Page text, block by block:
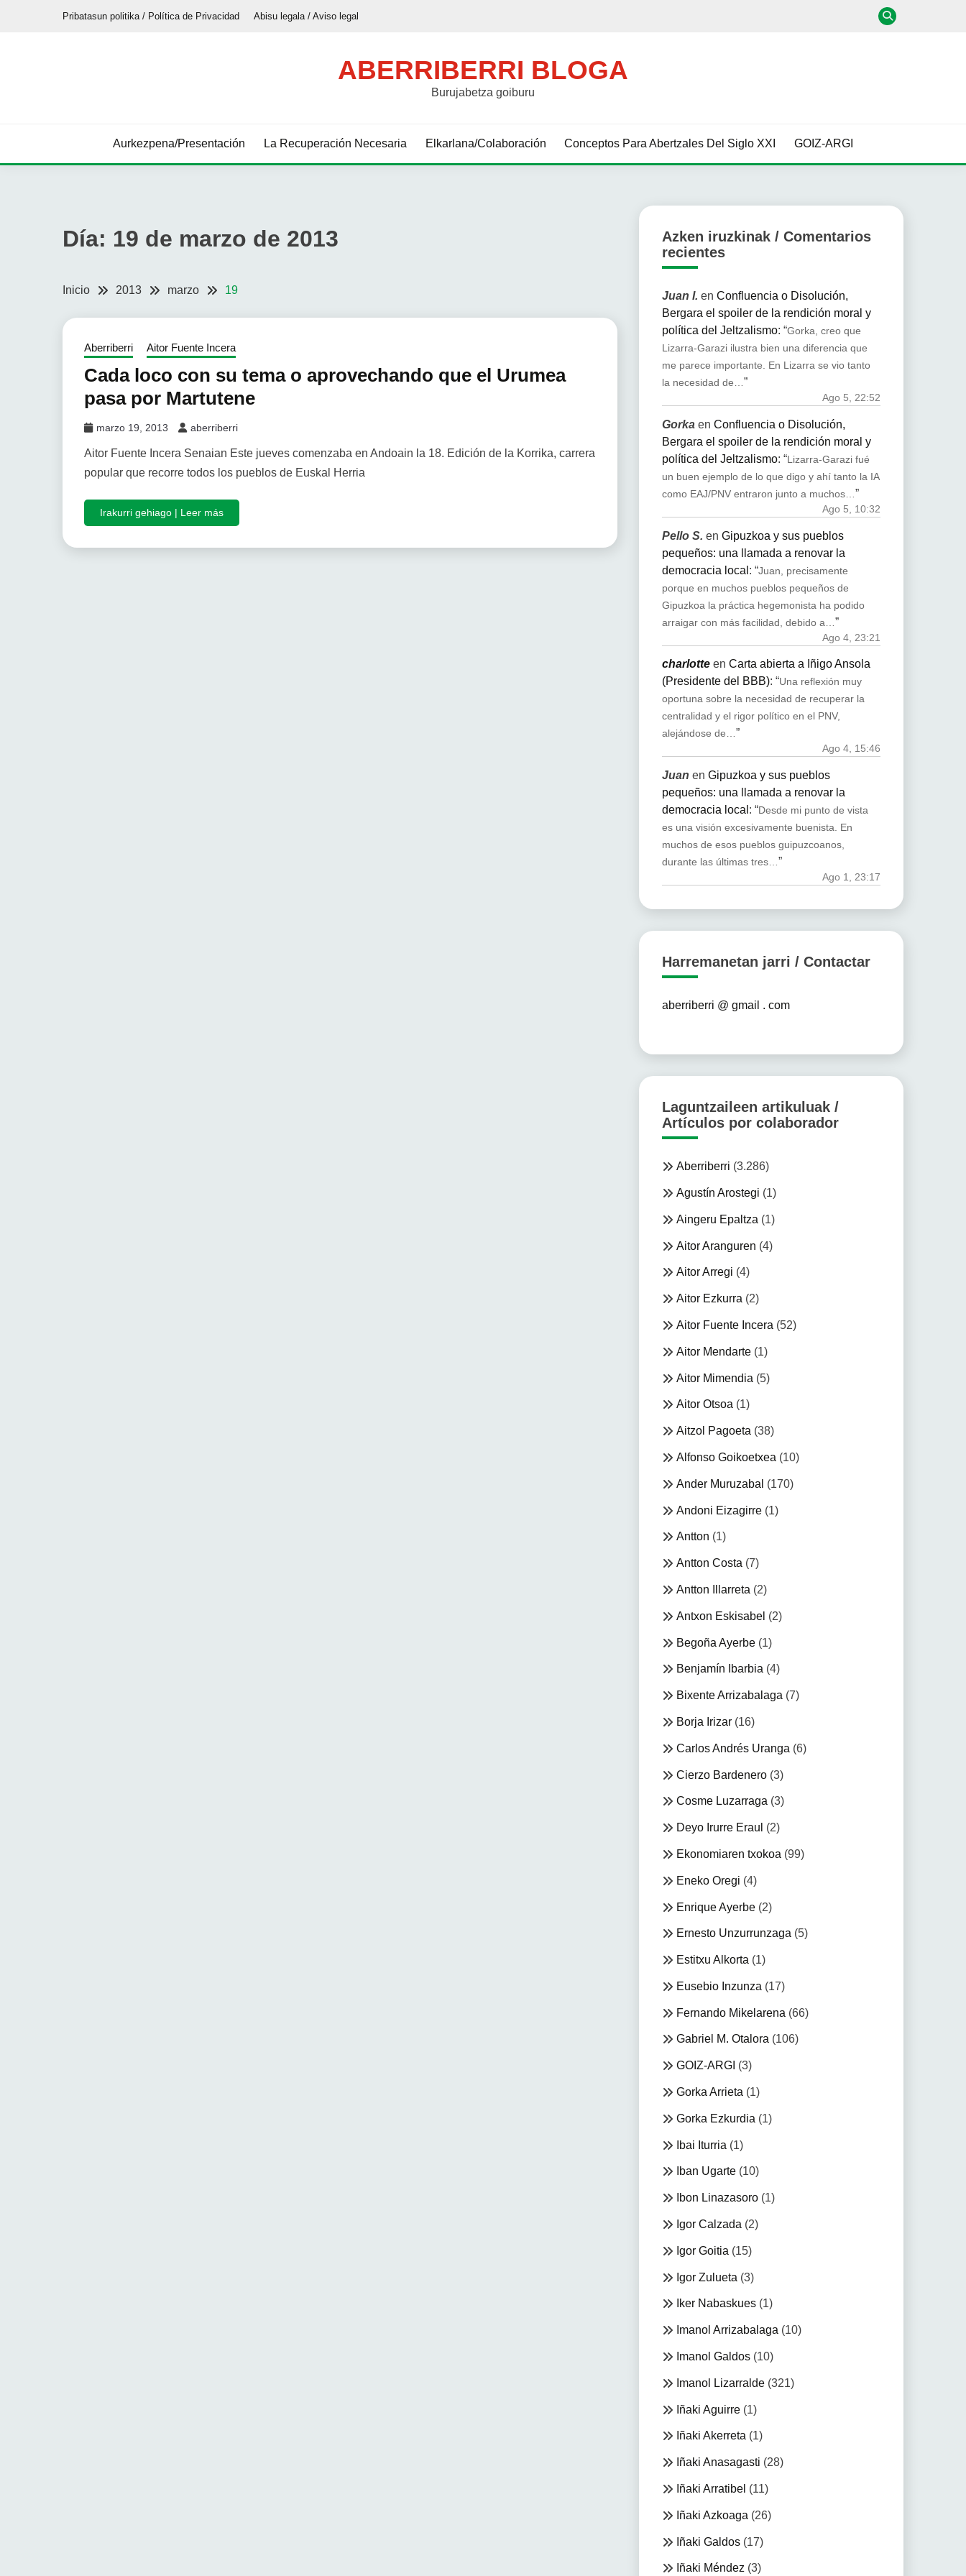
Pribatasun politika / Política de Privacidad Abisu legala / Aviso legal
ABERRIBERRI BLOGA
Burujabetza goiburu
Aurkezpena/Presentación La Recuperación Necesaria Elkarlana/Colaboración Conceptos Para Abertzales Del Siglo XXI GOIZ-ARGI
Día: 19 de marzo de 2013
Inicio 2013 marzo 19
Aberriberri Aitor Fuente Incera
Cada loco con su tema o aprovechando que el Urumea
pasa por Martutene
marzo 19, 2013 aberriberri
Aitor Fuente Incera Senaian Este jueves comenzaba en Andoain la 18. Edición de la Korrika, carrera
popular que recorre todos los pueblos de Euskal Herria
Irakurri gehiago | Leer más
Azken iruzkinak / Comentarios
recientes
Juan I. en Confluencia o Disolución,
Bergara el spoiler de la rendición moral y
política del Jeltzalismo: “Gorka, creo que
Lizarra-Garazi ilustra bien una diferencia que
me parece importante. En Lizarra se vio tanto
la necesidad de…”
Ago 5, 22:52
Gorkaen Confluencia o Disolución,
Bergara el spoiler de la rendición moral y
política del Jeltzalismo: “Lizarra-Garazi fué
un buen ejemplo de lo que digo y ahí tanto la IA
como EAJ/PNV entraron junto a muchos… ”
Ago 5, 10:32
Pello S. en Gipuzkoa y sus pueblos
pequeños: una llamada a renovar la
democracia local : “Juan, precisamente
porque en muchos pueblos pequeños de
Gipuzkoa la práctica hegemonista ha podido
arraigar con más facilidad, debido a… ”
Ago 4, 23:21
charlotteen Carta abierta a Iñigo Ansola
(Presidente del BBB): “Una reflexión muy
oportuna sobre la necesidad de recuperar la
centralidad y el rigor político en el PNV,
alejándose de…”
Ago 4, 15:46
Juan en Gipuzkoa y sus pueblos
pequeños: una llamada a renovar la
democracia local : “Desde mi punto de vista
es una visión excesivamente buenista. En
muchos de esos pueblos guipuzcoanos,
durante las últimas tres…”
Ago 1, 23:17
Harremanetan jarri / Contactar
aberriberri @ gmail . com
Laguntzaileen artikuluak /
Artículos por colaborador
Aberriberri (3.286)
Agustín Arostegi (1)
Aingeru Epaltza (1)
Aitor Aranguren (4)
Aitor Arregi (4)
Aitor Ezkurra (2)
Aitor Fuente Incera (52)
Aitor Mendarte(1)
Aitor Mimendia (5)
Aitor Otsoa (1)
Aitzol Pagoeta (38)
Alfonso Goikoetxea (10)
Ander Muruzabal (170)
Andoni Eizagirre(1)
Antton (1)
Antton Costa (7)
Antton Illarreta (2)
Antxon Eskisabel (2)
Begoña Ayerbe(1)
Benjamín Ibarbia (4)
Bixente Arrizabalaga (7)
Borja Irizar(16)
Carlos Andrés Uranga (6)
Cierzo Bardenero(3)
Cosme Luzarraga (3)
Deyo Irurre Eraul (2)
Ekonomiaren txokoa (99)
Eneko Oregi (4)
Enrique Ayerbe(2)
Ernesto Unzurrunzaga (5)
Estitxu Alkorta (1)
Eusebio Inzunza (17)
Fernando Mikelarena (66)
Gabriel M. Otalora(106)
GOIZ-ARGI (3)
Gorka Arrieta (1)
Gorka Ezkurdia (1)
Ibai Iturria (1)
Iban Ugarte(10)
Ibon Linazasoro(1)
Igor Calzada (2)
Igor Goitia (15)
Igor Zulueta (3)
Iker Nabaskues(1)
Imanol Arrizabalaga (10)
Imanol Galdos(10)
Imanol Lizarralde(321)
Iñaki Aguirre(1)
Iñaki Akerreta(1)
Iñaki Anasagasti (28)
Iñaki Arratibel (11)
Iñaki Azkoaga (26)
Iñaki Galdos(17)
Iñaki Méndez(3)